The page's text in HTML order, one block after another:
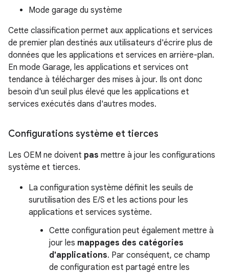
Mode garage du système
Cette classification permet aux applications et services
de premier plan destinés aux utilisateurs d'écrire plus de
données que les applications et services en arrière-plan.
En mode Garage, les applications et services ont
tendance à télécharger des mises à jour. Ils ont donc
besoin d'un seuil plus élevé que les applications et
services exécutés dans d'autres modes.
Configurations système et tierces
Les OEM ne doivent pas mettre à jour les configurations
système et tierces.
La configuration système définit les seuils de
surutilisation des E/S et les actions pour les
applications et services système.
Cette configuration peut également mettre à
jour les mappages des catégories
d'applications. Par conséquent, ce champ
de configuration est partagé entre les